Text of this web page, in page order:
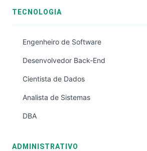
TECNOLOGIA
Engenheiro de Software
Desenvolvedor Back-End
Cientista de Dados
Analista de Sistemas
DBA
ADMINISTRATIVO